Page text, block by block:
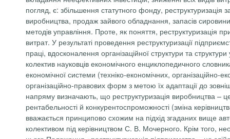
погляд, є: збільшення статутного фонду, реструктуризація
виробництва, продаж зайвого обладнання, запасів
методів управління. Проте, як поняття, реструктуризація
витрат. У результаті проведення реструктуризації
праці, вдосконалення організаційної структури та
колектив науковців економічного енциклопедичного
економічної системи (техніко-економічних, організаційно-
організаційно-правових форм з метою їх адаптації до
напряму визначають, що реструктуризація виробництва –
рентабельності й конкурентоспроможності (зміна
вважається принципово схожим на підхід згаданих вище
колективом під керівництвом С. В. Мочерного. Крім того,